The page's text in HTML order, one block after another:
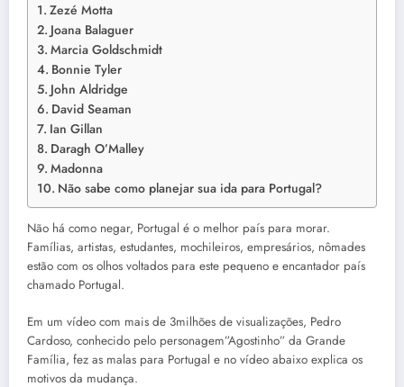
Zezé Motta
Joana Balaguer
Marcia Goldschmidt
Bonnie Tyler
John Aldridge
David Seaman
Ian Gillan
Daragh O’Malley
Madonna
Não sabe como planejar sua ida para Portugal?
Não há como negar, Portugal é o melhor país para morar.
Famílias, artistas, estudantes, mochileiros, empresários, nômades
estão com os olhos voltados para este pequeno e encantador país
chamado Portugal.
Em um vídeo com mais de 3milhões de visualizações, Pedro
Cardoso, conhecido pelo personagem”Agostinho” da Grande
Família, fez as malas para Portugal e no vídeo abaixo explica os
motivos da mudança.